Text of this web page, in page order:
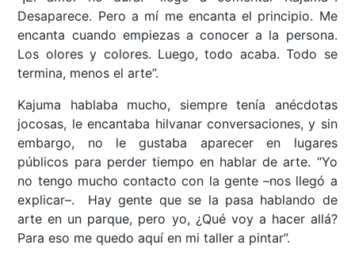
Desaparece. Pero a mí me encanta el principio. Me
encanta cuando empiezas a conocer a la persona.
Los olores y colores. Luego, todo acaba. Todo se
termina, menos el arte”.
Kajuma hablaba mucho, siempre tenía anécdotas
jocosas, le encantaba hilvanar conversaciones, y sin
embargo, no le gustaba aparecer en lugares
públicos para perder tiempo en hablar de arte. “Yo
no tengo mucho contacto con la gente –nos llegó a
explicar–. Hay gente que se la pasa hablando de
arte en un parque, pero yo, ¿Qué voy a hacer allá?
Para eso me quedo aquí en mi taller a pintar”.